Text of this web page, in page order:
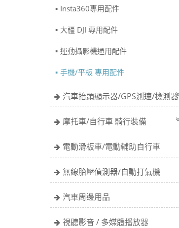
Insta360專用配件
大疆 DJI 專用配件
運動攝影機通用配件
手機/平板 專用配件
汽車抬頭顯示器/GPS測速/檢測器
摩托車/自行車 騎行裝備
電動滑板車/電動輔助自行車
無線胎壓偵測器/自動打氣機
汽車周邊用品
視聽影音 / 多媒體播放器